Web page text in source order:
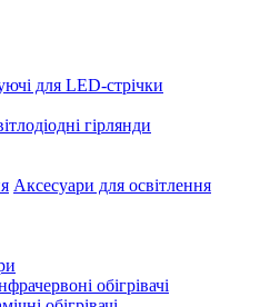
для LED-стрічки
гірлянди
Аксесуари для освітлення
обігрівачі